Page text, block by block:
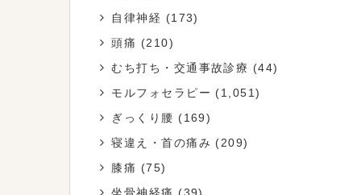
自律神経 (173)
頭痛 (210)
むち打ち・交通事故診療 (44)
モルフォセラピー (1,051)
ぎっくり腰 (169)
寝違え・首の痛み (209)
膝痛 (75)